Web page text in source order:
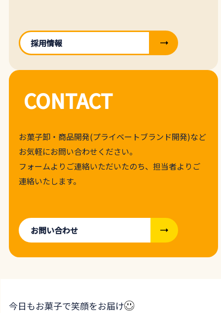
採用情報
CONTACT
お菓子卸・商品開発(プライベートブランド開発)など
お気軽にお問い合わせください。
フォームよりご連絡いただいたのち、担当者よりご
連絡いたします。
お問い合わせ
今日もお菓子で笑顔をお届け